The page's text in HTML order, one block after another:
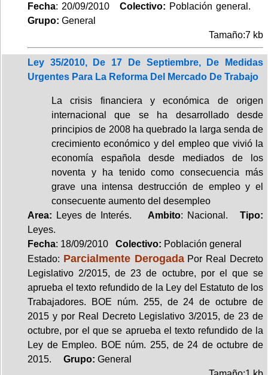
Fecha: 20/09/2010Colectivo: Población general.
Grupo: General
Tamaño:7 kb
Ley 35/2010, De 17 De Septiembre, De Medidas
Urgentes Para La Reforma Del Mercado De Trabajo
La crisis financiera y económica de origen
internacional que se ha desarrollado desde
principios de 2008 ha quebrado la larga senda de
crecimiento económico y del empleo que vivió la
economía española desde mediados de los
noventa y ha tenido como consecuencia más
grave una intensa destrucción de empleo y el
consecuente aumento del desempleo
Area: Leyes de Interés. Ambito: Nacional.Tipo:
Leyes.
Fecha: 18/09/2010 Colectivo: Población general
Estado: Parcialmente DerogadaPor Real Decreto
Legislativo 2/2015, de 23 de octubre, por el que se
aprueba el texto refundido de la Ley del Estatuto de los
Trabajadores. BOE núm. 255, de 24 de octubre de
2015 y por Real Decreto Legislativo 3/2015, de 23 de
octubre, por el que se aprueba el texto refundido de la
Ley de Empleo. BOE núm. 255, de 24 de octubre de
2015.
Grupo: General